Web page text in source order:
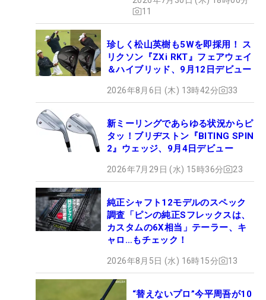
11
珍しく松山英樹も5Wを即採用！ ス
リクソン『ZXi RKT』フェアウェイ
＆ハイブリッド、9月12日デビュー
2026年8月6日 (木) 13時42分 33
新ミーリングであらゆる状況からピ
タッ！ブリヂストン『BITING SPIN
2』ウェッジ、9月4日デビュー
2026年7月29日 (水) 15時36分 23
純正シャフト12モデルのスペック
調査「ピンの純正Sフレックスは、
カスタムの6X相当」テーラー、キ
ャロ…もチェック！
2026年8月5日 (水) 16時15分 13
“替えないプロ”今平周吾が10